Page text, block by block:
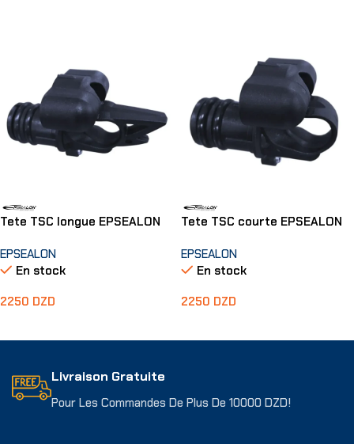
Tete TSC longue EPSEALON
EPSEALON
En stock
2250 DZD
Tete TSC courte EPSEALON
EPSEALON
En stock
2250 DZD
Livraison Gratuite
Pour Les Commandes De Plus De 10000 DZD!